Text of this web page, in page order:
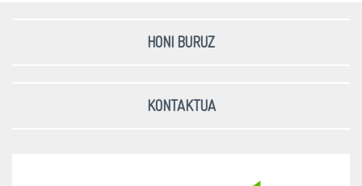
HONI BURUZ
KONTAKTUA